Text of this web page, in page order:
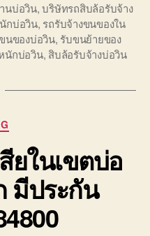
นบ่อวิน,บริษัทรถสิบล้อรับจ้าง
กบ่อวิน, รถรับจ้างขนของใน
นของบ่อวิน, รับขนย้ายของ
นักบ่อวิน, สิบล้อรับจ้างบ่อวิน
ยในเขตบ่อ
มีประกัน